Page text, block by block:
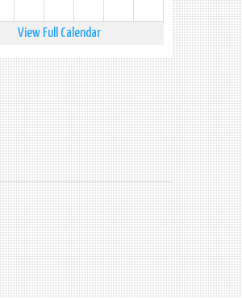
View Full Calendar